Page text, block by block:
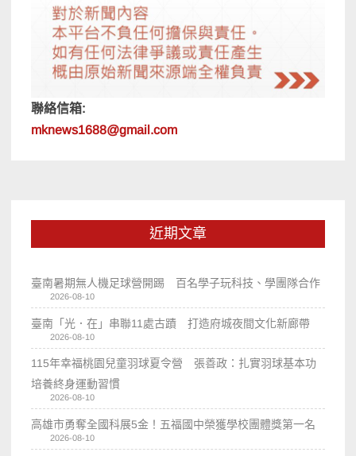
聯絡信箱:
mknews1688@gmail.com
近期文章
臺南暑期無人機足球營開踢 百名學子玩科技、學團隊合作
2026-08-10
臺南「光．在」串聯11處古蹟 打造府城夜間文化新廊帶
2026-08-10
115年幸福桃園兒童羽球夏令營 張善政：扎實羽球基本功
培養終身運動習慣
2026-08-10
高雄市勇奪全國科展5金！五福國中榮獲學校團體獎第一名
2026-08-10